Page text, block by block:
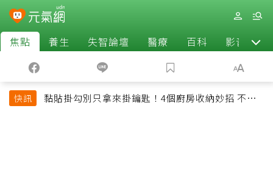
焦點 養生 失智論壇 醫療 百科 影音
快訊
黏貼掛勾別只拿來掛鑰匙！4個廚房收納妙招 不用